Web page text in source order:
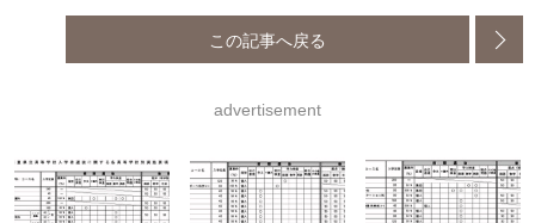
この記事へ戻る
advertisement